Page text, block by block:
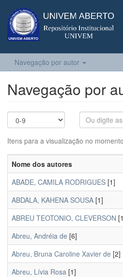
Navegação por autor
Navegação por
Itens para a visualização no
Nome dos autores
ABADE, CAMILA RODRIGUES [1]
ABDALA, KAHENA SOUSA [1]
ABREU TEOTONIO, CLEVERSON
Abreu, Andréia de [6]
Abreu, Bruna Caroline Xavier de [2]
Abreu, Lívia Rosa [1]